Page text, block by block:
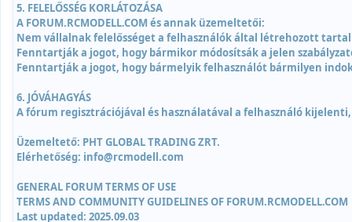
5. FELELŐSSÉG KORLÁTOZÁSA
A FORUM.RCMODELL.COM és annak üzemeltetői:
Nem vállalnak felelősséget a felhasználók által létrehozott
Fenntartják a jogot, hogy bármikor módosítsák a jelen
Fenntartják a jogot, hogy bármelyik felhasználót bármilyen
6. JÓVÁHAGYÁS
A fórum regisztrációjával és használatával a felhasználó
Üzemeltető: PHT GLOBAL TRADING ZRT.
Elérhetőség: info@rcmodell.com
GENERAL FORUM TERMS OF USE
TERMS AND COMMUNITY GUIDELINES OF FORUM.RCMODELL.COM
Last updated: 2025.09.03